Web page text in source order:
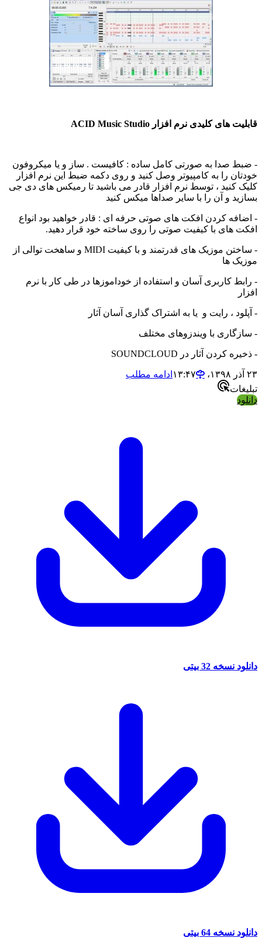
قابلیت های کلیدی نرم افزار ACID Music Studio
- ضبط صدا به صورتی کامل ساده : کافیست . ساز و یا میکروفون
خودتان را به کامپیوتر وصل کنید و روی دکمه ضبط این نرم افزار
کلیک کنید ، توسط نرم افزار قادر می باشید تا رمیکس های دی جی
بسازید و آن را با سایر صداها میکس کنید
- اضافه کردن افکت های صوتی حرفه ای : قادر خواهید بود انواع
افکت های با کیفیت صوتی را روی ساخته خود قرار دهید.
- ساختن موزیک های قدرتمند و با کیفیت MIDI و ساهخت توالی از
موزیک ها
- رابط کاربری آسان و استفاده از خوداموزها در طی کار با نرم
افزار
- آپلود ، رایت و یا به اشتراک گذاری آسان آثار
- سازگاری با ویندزوهای مختلف
- ذخیره کردن آثار در SOUNDCLOUD
۲۳ آذر ۱۳۹۸،‏ ۱۳:۴۷
ادامه مطلب
تبلیغات
دانلود
دانلود نسخه 32 بیتی
دانلود نسخه 64 بیتی